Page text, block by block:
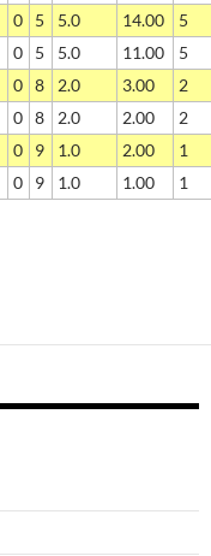
0 5 5.0 14.00
5
0 5 5.0 11.00
5
0 8 2.0 3.00
2
0 8 2.0 2.00
2
0 9 1.0 2.00
1
0 9 1.0 1.00 1